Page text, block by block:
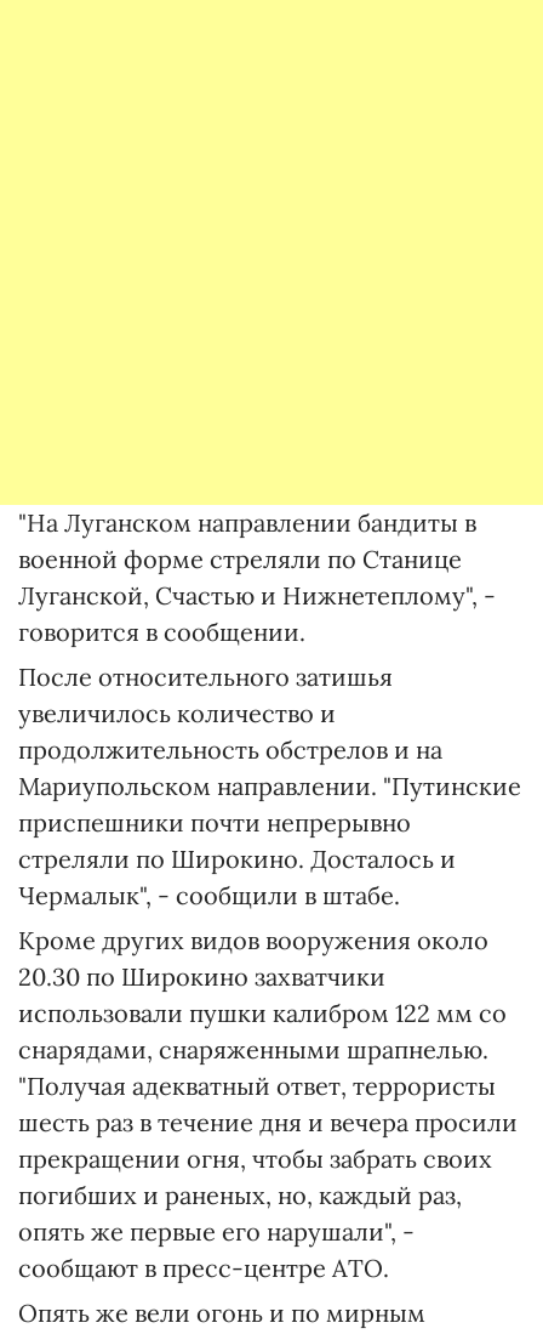
"На Луганском направлении бандиты в
военной форме стреляли по Станице
Луганской, Счастью и Нижнетеплому", -
говорится в сообщении.
После относительного затишья
увеличилось количество и
продолжительность обстрелов и на
Мариупольском направлении. "Путинские
приспешники почти непрерывно
стреляли по Широкино. Досталось и
Чермалык", - сообщили в штабе.
Кроме других видов вооружения около
20.30 по Широкино захватчики
использовали пушки калибром 122 мм со
снарядами, снаряженными шрапнелью.
"Получая адекватный ответ, террористы
шесть раз в течение дня и вечера просили
прекращении огня, чтобы забрать своих
погибших и раненых, но, каждый раз,
опять же первые его нарушали", -
сообщают в пресс-центре АТО.
Опять же вели огонь и по мирным